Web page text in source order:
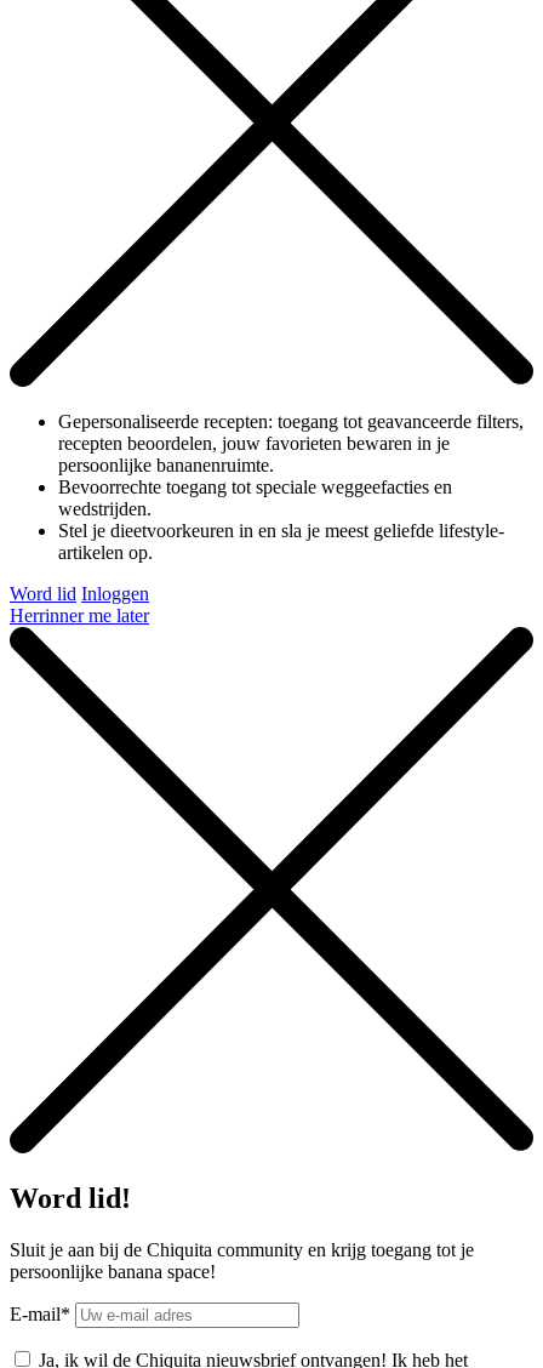
Gepersonaliseerde recepten: toegang tot geavanceerde filters,
recepten beoordelen, jouw favorieten bewaren in je
persoonlijke bananenruimte.
Bevoorrechte toegang tot speciale weggeefacties en
wedstrijden.
Stel je dieetvoorkeuren in en sla je meest geliefde lifestyle-
artikelen op.
Word lid Inloggen
Herrinner me later
Word lid!
Sluit je aan bij de Chiquita community en krijg toegang tot je
persoonlijke banana space!
E-mail*
Ja, ik wil de Chiquita nieuwsbrief ontvangen! Ik heb het